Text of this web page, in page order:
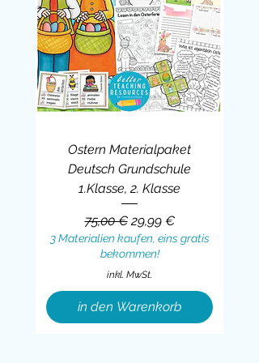
Ostern Materialpaket
Deutsch Grundschule
1.Klasse, 2. Klasse
Standardpreis
75,00 € Sale-Preis
29,99 €
3 Materialien kaufen, eins gratis
bekommen!
inkl. MwSt.
in den Warenkorb